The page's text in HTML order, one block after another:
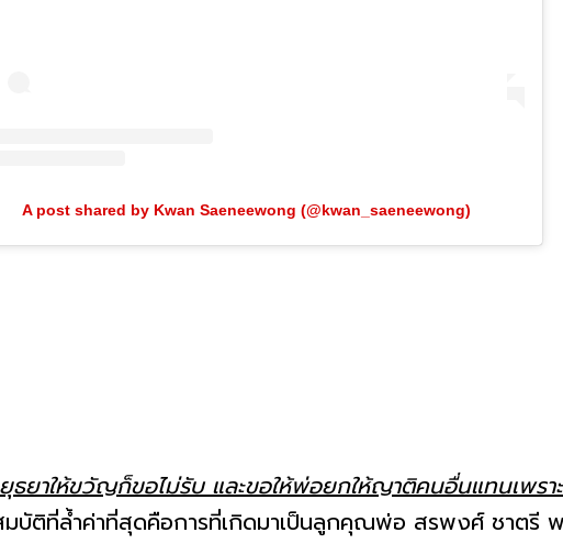
A post shared by Kwan Saeneewong (@kwan_saeneewong)
าให้ขวัญก็ขอไม่รับ และขอให้พ่อยกให้ญาติคนอื่นแทนเพราะ
บัติที่ล้ำค่าที่สุดคือการที่เกิดมาเป็นลูกคุณพ่อ สรพงศ์ ชาตรี พ